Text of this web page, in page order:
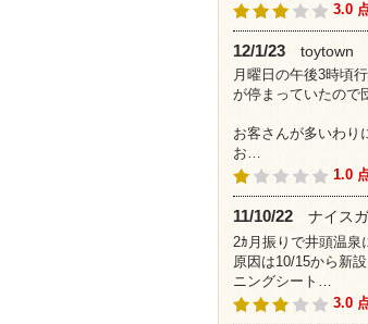
3.0
12/1/23 toytown
月曜日の午後3時頃
が停まっていたので
お客さんが多いわり
お…
1.0
11/10/22 ナイス
2ｶ月振りで井頭温泉
原因は10/15から新
ニングシート…
3.0